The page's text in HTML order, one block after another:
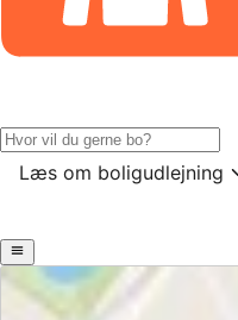
Læs om boligudlejning